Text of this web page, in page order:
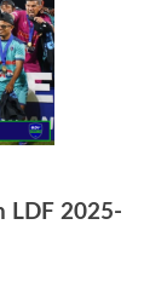
LDF 2025-